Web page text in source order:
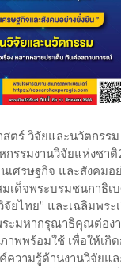
ตร์ วิจัยและนวัตกรรม
รรมงานวิจัยแห่งชาติ
เศรษฐกิจ และสังคมอ
จพระบรมชนกาธิเ
ไทย” และเฉลิมพระ
ระมหากรุณาธิคุณต่อง
พร้อมใช้ เพื่อให้เกิ
ความรู้ด้านงานวิจัยแ